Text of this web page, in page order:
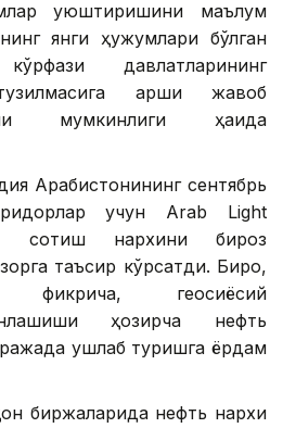
уюштиришини маълум
янги ҳужумлари бўлган
давлатларининг
қарши жавоб
мумкинлиги ҳақида
Арабистонининг сентябрь
учун Arab Light
сотиш нархини бироз
таъсир кўрсатди. Бироқ,
фикрича, геосиёсий
ҳозирча нефть
ушлаб туришга ёрдам
биржаларида нефть нархи